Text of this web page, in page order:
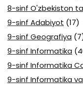
8-sinf O'zbekiston
9-sinf Adabiyot (17)
9-sinf Geografiya
9-sinf Informatika
9-sinf Informatika
9-sinf Informatika va